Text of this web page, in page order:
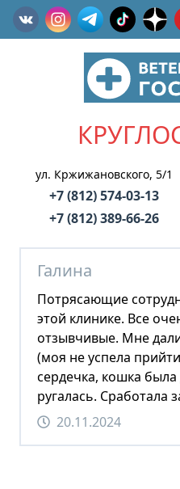
ул. Кржижановского, 5/1
+7 (812) 574-03-13
+7 (812) 389-66-26
Галина
Потрясающие
этой клинике. Все
отзывчивые. Мне
(моя не успела
сердечка, кошка
ругалась. Сработала
20.11.2024